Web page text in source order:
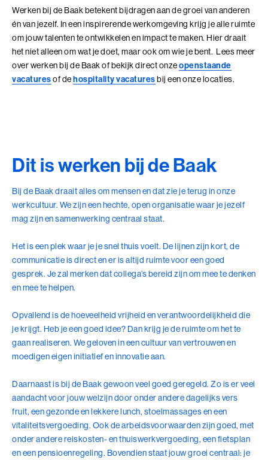
Thema's
Communicatie
Invloed en verandermanagement
Leiderschap
Leiderschap, Mens en Technologie
Verdiep je leiderschap in relatie tot technologie, AI
Ontwikkel oordeelsvermogen in complexe
vraagstukken waar mens en technologie
samenkomen
Leer technologie verbinden aan de koers, inrichting
Voor leiders en strategische professionals die
richting geven aan een organisatiecontext die door
technologie verandert
4 modules in 7 dagen
10+ jaar werkervaring
Alle trainingen
Authentiek Profileren
Young Talent
Professionals
Professionele vaardigheden
Teams
Cultuur en leiderschapsontwikkeling
Maatschappelijke impact
kunnen betekenen?
Plan eenvoudig een vrijblijvend adviesgesprek in en dan
verkennen we samen de mogelijkheden die passen bij
jouw vraag of organisatie.
Adviesgesprek Incompany
Personal Coaching
Executive Coaching
Loopbaancoaching
Keuzes maken: Reflact-now
Coach Practitioner
De Teamcoach
Informatiebijeenkomst
Missie en visie
Locaties
Onze mensen
Positieve impact
Wij zoeken collega's
Kom jij ons team versterken?
Bekijk onze vacatures
Adviesgesprek Incompany
Veelgestelde vragen
Pers of samenwerkingen
Onze locaties
Bezoek ons in Noordwijk of Driebergen
Werken bij de Baak betekent bijdragen aan de groei van anderen
én van jezelf. In een inspirerende werkomgeving krijg je alle ruimte
om jouw talenten te ontwikkelen en impact te maken. Hier draait
het niet alleen om wat je doet, maar ook om wie je bent. Lees meer
over werken bij de Baak of bekijk direct onzeopenstaande
vacaturesof dehospitality vacaturesbij een onze locaties.
Dit is werken bij de Baak
Bij de Baak draait alles om mensen en dat zie je terug in onze
werkcultuur. We zijn een hechte, open organisatie waar je jezelf
mag zijn en samenwerking centraal staat.
Het is een plek waar je je snel thuis voelt. De lijnen zijn kort, de
communicatie is direct en er is altijd ruimte voor een goed
gesprek. Je zal merken dat collega’s bereid zijn om mee te denken
en mee te helpen.
Opvallend is de hoeveelheid vrijheid en verantwoordelijkheid die
je krijgt. Heb je een goed idee? Dan krijg je de ruimte om het te
gaan realiseren. We geloven in een cultuur van vertrouwen en
moedigen eigen initiatief en innovatie aan.
Daarnaast is bij de Baak gewoon veel goed geregeld. Zo is er veel
aandacht voor jouw welzijn door onder andere dagelijks vers
fruit, een gezonde en lekkere lunch, stoelmassages en een
vitaliteitsvergoeding. Ook de arbeidsvoorwaarden zijn goed, met
onder andere reiskosten- en thuiswerkvergoeding, een fietsplan
en een pensioenregeling. Bovendien staat jouw groei centraal: je